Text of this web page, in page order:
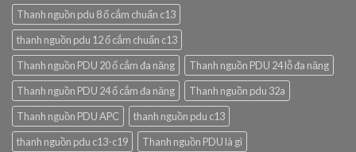
Thanh nguồn pdu 8 ổ cắm chuẩn c13
thanh nguồn pdu 12 ổ cắm chuẩn c13
Thanh nguồn PDU 20 ổ cắm đa năng
Thanh nguồn PDU 24 lỗ đa năng
Thanh nguồn PDU 24 ổ cắm đa năng
Thanh nguồn pdu 32a
Thanh nguồn PDU APC
thanh nguồn pdu c13
thanh nguồn pdu c13-c19
Thanh nguồn PDU là gì